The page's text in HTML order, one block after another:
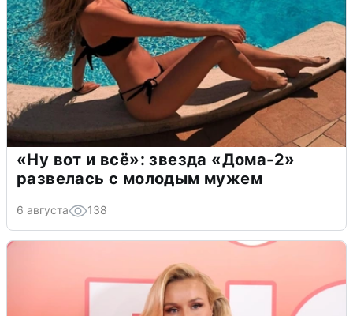
«Ну вот и всё»: звезда «Дома-2»
развелась с молодым мужем
6 августа 138